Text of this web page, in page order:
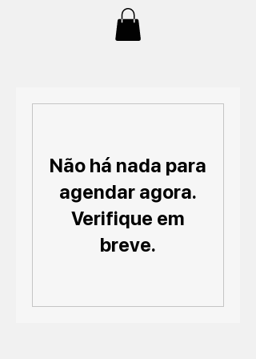
Não há nada para
agendar agora.
Verifique em
breve.